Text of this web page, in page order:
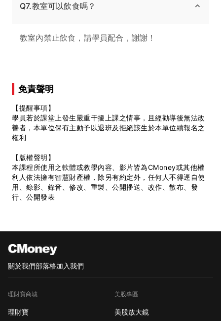
Q7.教室可以飲食嗎？
教室內禁止飲食，請學員配合，謝謝！
免責聲明
【提醒事項】
學員若於課堂上發生嚴重干擾上課之情事，且經勸導後無法改
善者，本單位保有主動予以退班及拒絕該生於本單位續報名之
權利
【版權聲明】
本課程所使用之軟體或教學內容、影片皆為CMoney或其他權
利人依法擁有智慧財產權，除另有約定外，任何人不得逕自使
用、錄影、錄音、修改、重製、公開播送、改作、散布、發
行、公開發表
關於我們部落格加入我們
理財寶商城
理財寶
美股專區
美股放大鏡